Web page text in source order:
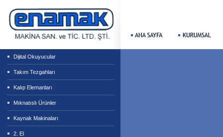
Dijital Okuyucular
Takım Tezgahları
Kalıp Elemanları
Mıknatıslı Ürünler
Kaynak Makinaları
2. El